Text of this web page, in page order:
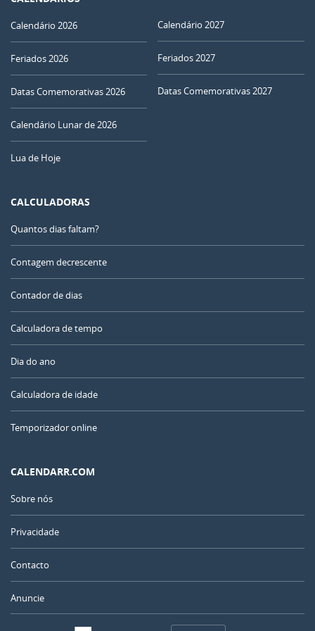
Calendário 2026
Feriados 2026
Datas Comemorativas 2026
Calendário Lunar de 2026
Lua de Hoje
Calendário 2027
Feriados 2027
Datas Comemorativas 2027
CALCULADORAS
Quantos dias faltam?
Contagem decrescente
Contador de dias
Calculadora de tempo
Dia do ano
Calculadora de idade
Temporizador online
CALENDARR.COM
Sobre nós
Privacidade
Contacto
Anuncie